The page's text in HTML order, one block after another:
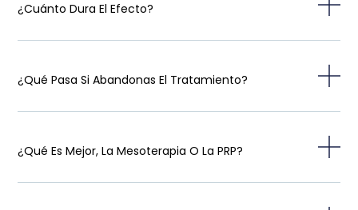
¿Cuánto Dura El Efecto?
¿Qué Pasa Si Abandonas El Tratamiento?
¿Qué Es Mejor, La Mesoterapia O La PRP?